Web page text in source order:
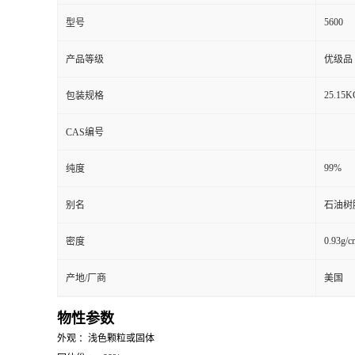
型号 5600
产品等级 优级品
包装规格
CAS编号
纯度 99%
别名 石油树
密度 0.93g/
产地/厂商 美国
物性参数
外观 ：浅色颗粒或固体